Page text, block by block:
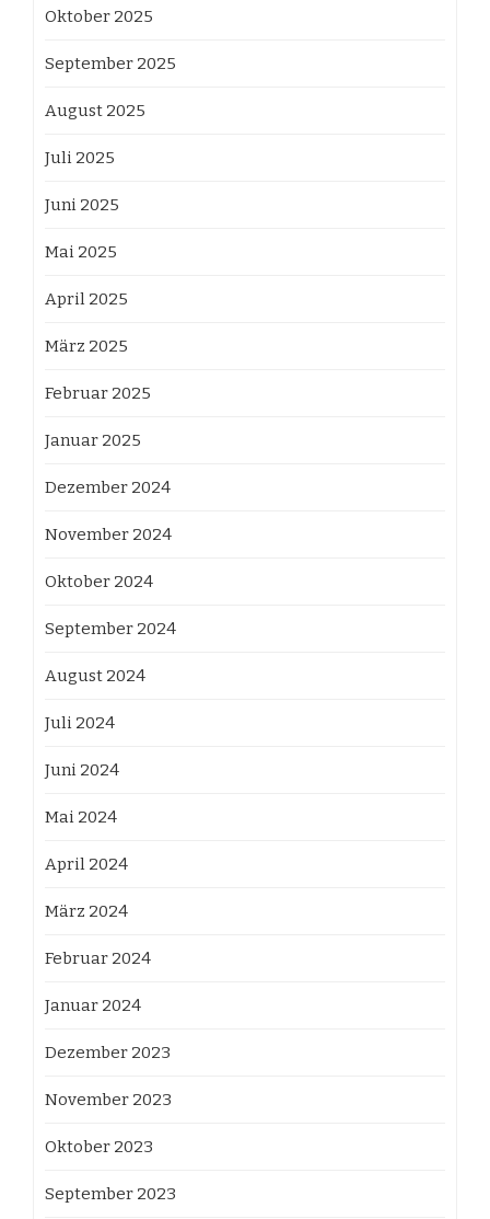
Oktober 2025
September 2025
August 2025
Juli 2025
Juni 2025
Mai 2025
April 2025
März 2025
Februar 2025
Januar 2025
Dezember 2024
November 2024
Oktober 2024
September 2024
August 2024
Juli 2024
Juni 2024
Mai 2024
April 2024
März 2024
Februar 2024
Januar 2024
Dezember 2023
November 2023
Oktober 2023
September 2023